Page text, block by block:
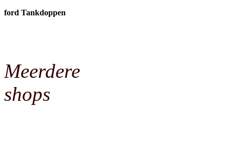
ford Tankdoppen
Meerdere
shops